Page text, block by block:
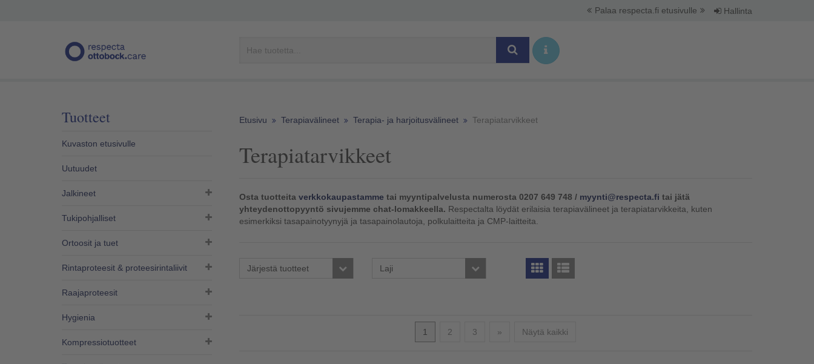
Palaa respecta.fi etusivulle Hallinta
Tuotteet
Kuvaston etusivulle
Uutuudet
Jalkineet
Tukipohjalliset
Ortoosit ja tuet
Rintaproteesit & proteesirintaliivit​
Raajaproteesit
Hygienia
Kompressiotuotteet
Etusivu Terapiavälineet Terapia- ja harjoitusvälineet Terapiatarvikkeet
Terapiatarvikkeet
Osta tuotteita verkkokaupastamme tai myyntipalvelusta numerosta 0207 649 748 / myynti@respecta.fi tai jätä
yhteydenottopyyntö sivujemme chat-lomakkeella. Respectalta löydät erilaisia terapiavälineet ja terapiatarvikkeita, kuten
esimerkiksi tasapainotyynyjä ja tasapainolautoja, polkulaitteita ja CMP-laitteita.
Järjestä tuotteet Laji
1 2 3 » SeuraavaNäytä kaikki